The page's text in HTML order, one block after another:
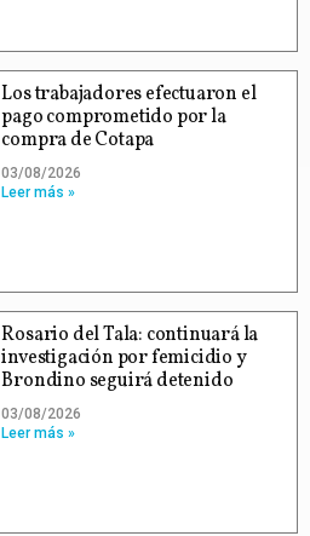
Los trabajadores efectuaron el
pago comprometido por la
compra de Cotapa
03/08/2026
Leer más »
Rosario del Tala: continuará la
investigación por femicidio y
Brondino seguirá detenido
03/08/2026
Leer más »